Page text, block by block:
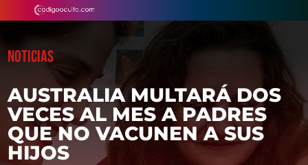
NOTICIAS
AUSTRALIA MULTARÁ DOS
VECES AL MES A PADRES
QUE NO VACUNEN A SUS
HIJOS